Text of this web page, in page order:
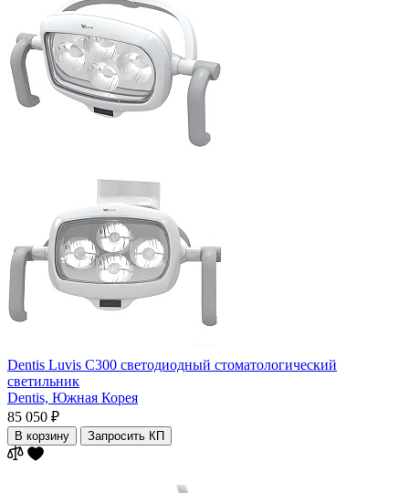
Dentis Luvis C300 светодиодный стоматологический
светильник
Dentis, Южная Корея
85 050 ₽
В корзину Запросить КП